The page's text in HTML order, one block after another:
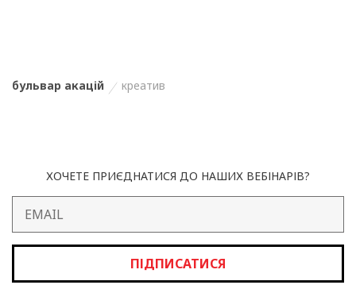
бульвар акацій креатив
ХОЧЕТЕ ПРИЄДНАТИСЯ ДО НАШИХ ВЕБІНАРІВ?
ПІДПИСАТИСЯ